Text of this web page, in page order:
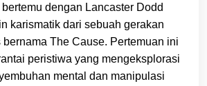
dengan Lancaster Dodd
karismatik dari sebuah gerakan
The Cause. Pertemuan ini
peristiwa yang mengeksplorasi
mental dan manipulasi